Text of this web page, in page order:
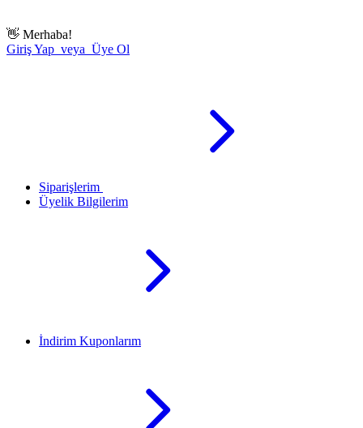
👋 Merhaba!
Giriş Yap veya Üye Ol
Siparişlerim
Üyelik Bilgilerim
İndirim Kuponlarım